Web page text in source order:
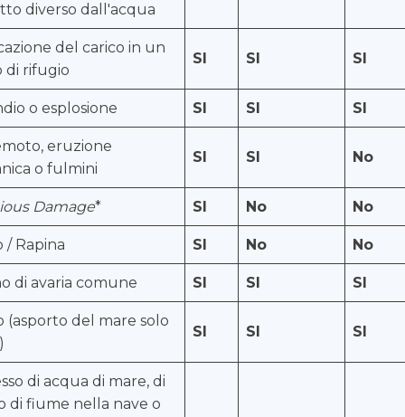
diverso dall'acqua
del carico in un
di rifugio
SI SI SI
o esplosione SI SI SI
eruzione
o fulmini
SI SI No
Damage* SI No No
/ Rapina SI No No
di avaria comune SI SI SI
(asporto del mare solo
SI SI SI
di acqua di mare, di
di fiume nella nave o